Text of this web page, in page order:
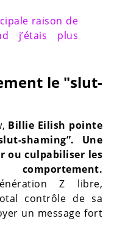
raison de
j’étais plus
le "slut-
Billie Eilish pointe
shaming”. Une
ou culpabiliser les
Z libre,
contrôle de sa
un message fort